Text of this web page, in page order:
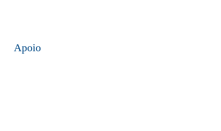
Apoio